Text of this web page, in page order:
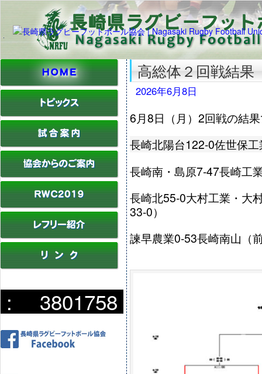
3801758
:
高総体２回戦結果
2026年6月8日
6月8日（月）2回戦の結
長崎北陽台122-0佐世保
長崎南・島原7-47長崎工
長崎北55-0大村工業・大
33-0）
諫早農業0-53長崎南山（